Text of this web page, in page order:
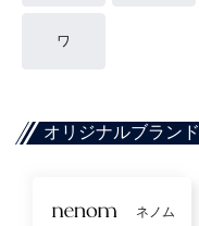
ワ
オリジナルブランド
ネノム